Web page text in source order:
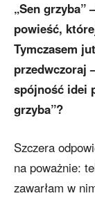
„Sen grzyba”
powieść,
Tymczasem
przedwczoraj
spójność idei
grzyba”?
Szczera
na poważnie:
zawarłam w